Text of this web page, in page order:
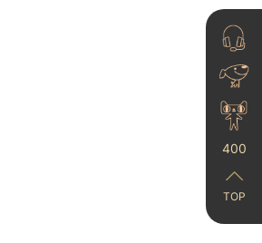
400
TOP